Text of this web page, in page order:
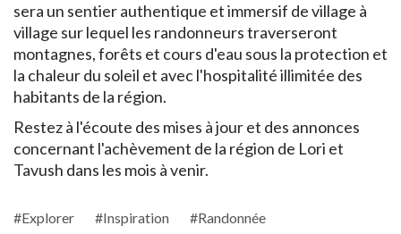
sera un sentier authentique et immersif de village à
village sur lequel les randonneurs traverseront
montagnes, forêts et cours d'eau sous la protection et
la chaleur du soleil et avec l'hospitalité illimitée des
habitants de la région.
Restez à l'écoute des mises à jour et des annonces
concernant l'achèvement de la région de Lori et
Tavush dans les mois à venir.
#Explorer #Inspiration #Randonnée